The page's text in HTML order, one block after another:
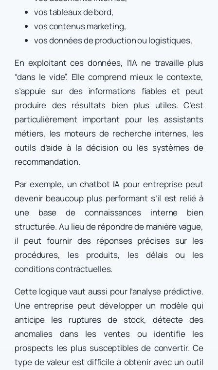
vos tableaux de bord,
vos contenus marketing,
vos données de production ou logistiques.
En exploitant ces données, l’IA ne travaille plus
“dans le vide”. Elle comprend mieux le contexte,
s’appuie sur des informations fiables et peut
produire des résultats bien plus utiles. C’est
particulièrement important pour les assistants
métiers, les moteurs de recherche internes, les
outils d’aide à la décision ou les systèmes de
recommandation.
Par exemple, un chatbot IA pour entreprise peut
devenir beaucoup plus performant s’il est relié à
une base de connaissances interne bien
structurée. Au lieu de répondre de manière vague,
il peut fournir des réponses précises sur les
procédures, les produits, les délais ou les
conditions contractuelles.
Cette logique vaut aussi pour l’analyse prédictive.
Une entreprise peut développer un modèle qui
anticipe les ruptures de stock, détecte des
anomalies dans les ventes ou identifie les
prospects les plus susceptibles de convertir. Ce
type de valeur est difficile à obtenir avec un outil